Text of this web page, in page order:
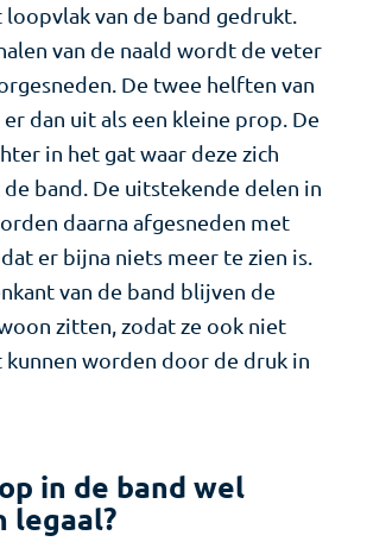
loopvlak van de band gedrukt.
van de naald wordt de veter
De twee helften van
dan uit als een kleine prop. De
in het gat waar deze zich
band. De uitstekende delen in
daarna afgesneden met
er bijna niets meer te zien is.
van de band blijven de
zitten, zodat ze ook niet
worden door de druk in
in de band wel
legaal?